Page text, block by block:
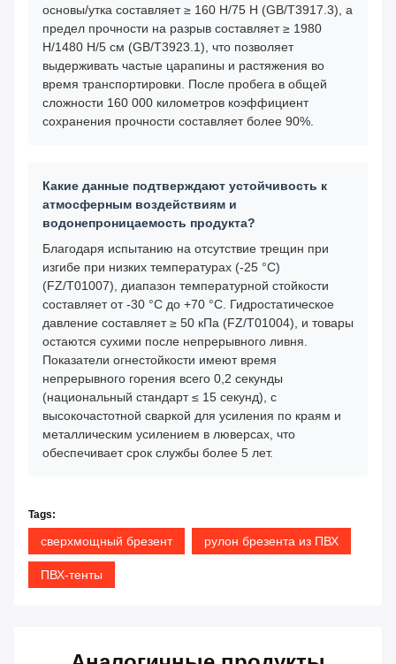
основы/утка составляет ≥ 160 Н/75 Н (GB/T3917.3), а
предел прочности на разрыв составляет ≥ 1980
Н/1480 Н/5 см (GB/T3923.1), что позволяет
выдерживать частые царапины и растяжения во
время транспортировки. После пробега в общей
сложности 160 000 километров коэффициент
сохранения прочности составляет более 90%.
Какие данные подтверждают устойчивость к
атмосферным воздействиям и
водонепроницаемость продукта?
Благодаря испытанию на отсутствие трещин при
изгибе при низких температурах (-25 °C)
(FZ/T01007), диапазон температурной стойкости
составляет от -30 °C до +70 °C. Гидростатическое
давление составляет ≥ 50 кПа (FZ/T01004), и товары
остаются сухими после непрерывного ливня.
Показатели огнестойкости имеют время
непрерывного горения всего 0,2 секунды
(национальный стандарт ≤ 15 секунд), с
высокочастотной сваркой для усиления по краям и
металлическим усилением в люверсах, что
обеспечивает срок службы более 5 лет.
Tags:
сверхмощный брезент рулон брезента из ПВХ
ПВХ-тенты